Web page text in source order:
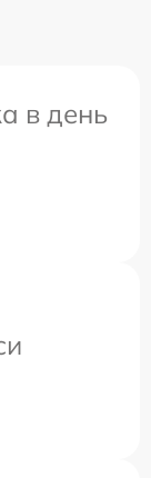
в день